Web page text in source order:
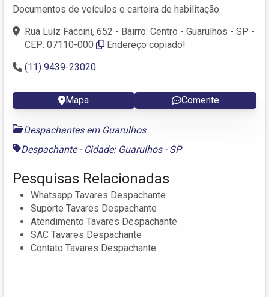
Documentos de veículos e carteira de habilitação.
Rua Luíz Faccini, 652 - Bairro: Centro - Guarulhos - SP -
CEP: 07110-000
Endereço copiado!
(11) 9439-23020
Mapa Comente
Despachantes em Guarulhos
Despachante - Cidade: Guarulhos - SP
Pesquisas Relacionadas
Whatsapp Tavares Despachante
Suporte Tavares Despachante
Atendimento Tavares Despachante
SAC Tavares Despachante
Contato Tavares Despachante